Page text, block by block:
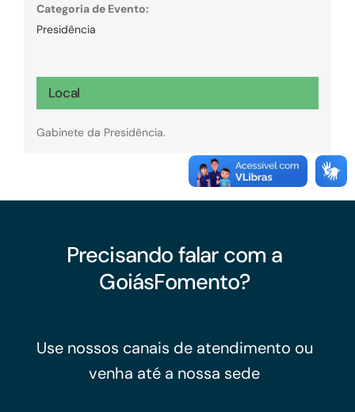
Categoria de Evento:
Presidência
Local
Gabinete da Presidência.
Precisando falar com a
GoiásFomento?
Use nossos canais de atendimento ou
venha até a nossa sede